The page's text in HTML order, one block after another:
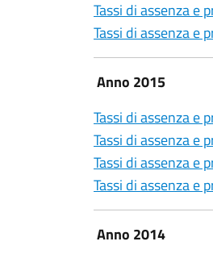
Tassi di assenza e
Tassi di assenza e
Anno 2015
Tassi di assenza e
Tassi di assenza e
Tassi di assenza e
Tassi di assenza e
Anno 2014